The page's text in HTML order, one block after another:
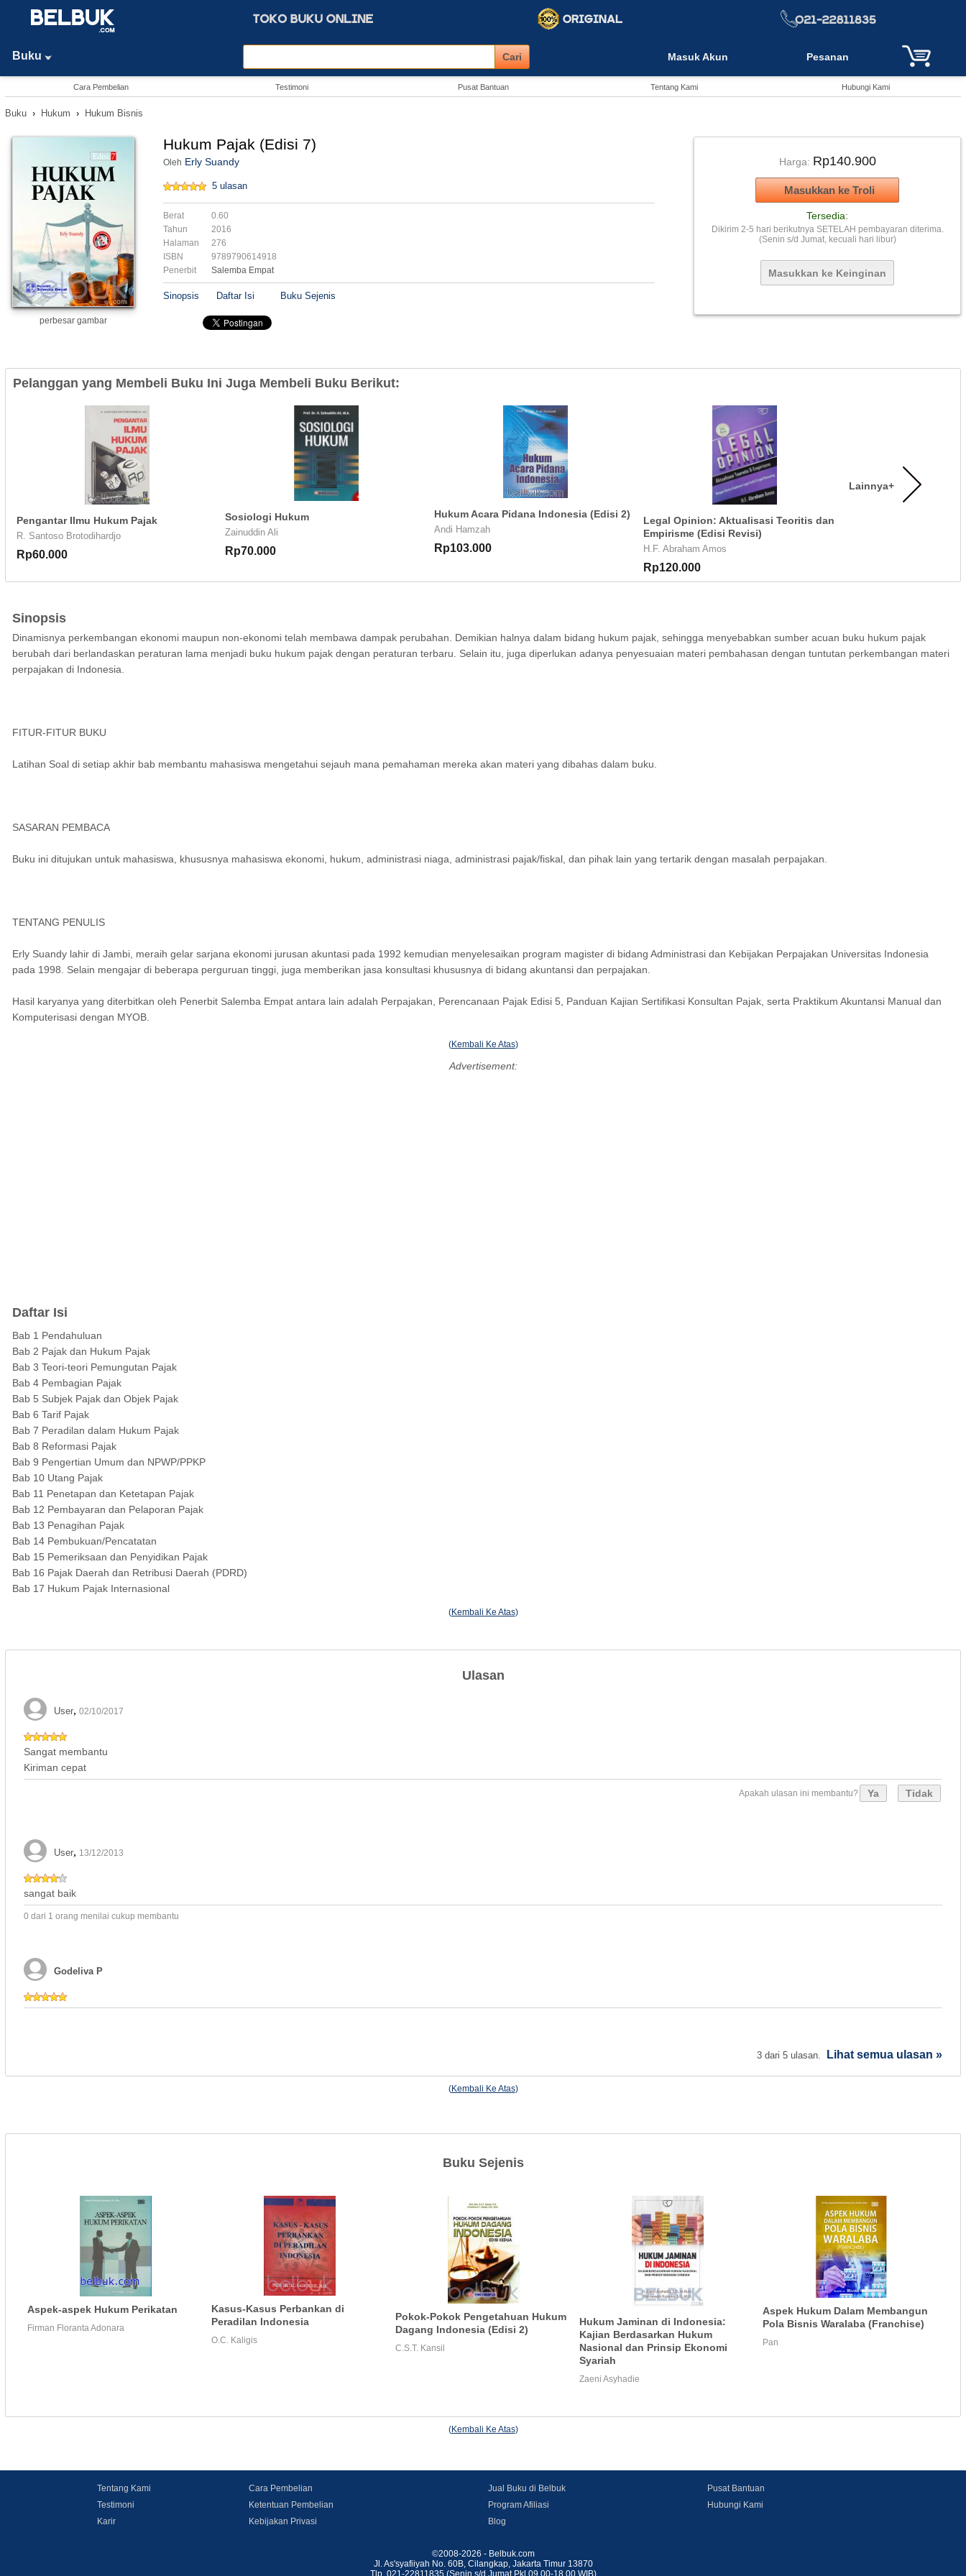
Buku Masuk Akun Pesanan
Cara Pembelian Testimoni Pusat Bantuan Tentang Kami Hubungi Kami
Buku › Hukum › Hukum Bisnis
perbesar gambar
Hukum Pajak (Edisi 7)
Oleh Erly Suandy
5 ulasan
Berat
0.60
Tahun
2016
Halaman
276
ISBN
9789790614918
Penerbit
Salemba Empat
Sinopsis Daftar Isi Buku Sejenis
Harga: Rp140.900
Tersedia:
Dikirim 2-5 hari berikutnya SETELAH pembayaran diterima.
(Senin s/d Jumat, kecuali hari libur)
Pelanggan yang Membeli Buku Ini Juga Membeli Buku Berikut:
Pengantar Ilmu Hukum Pajak
R. Santoso Brotodihardjo
Rp60.000
Sosiologi Hukum
Zainuddin Ali
Rp70.000
Hukum Acara Pidana Indonesia (Edisi 2)
Andi Hamzah
Rp103.000
Legal Opinion: Aktualisasi Teoritis dan
Empirisme (Edisi Revisi)
H.F. Abraham Amos
Rp120.000
Lainnya+
Sinopsis
Dinamisnya perkembangan ekonomi maupun non-ekonomi telah membawa dampak perubahan. Demikian halnya dalam bidang hukum pajak, sehingga menyebabkan sumber acuan buku hukum pajak
berubah dari berlandaskan peraturan lama menjadi buku hukum pajak dengan peraturan terbaru. Selain itu, juga diperlukan adanya penyesuaian materi pembahasan dengan tuntutan perkembangan materi
perpajakan di Indonesia.
FITUR-FITUR BUKU
Latihan Soal di setiap akhir bab membantu mahasiswa mengetahui sejauh mana pemahaman mereka akan materi yang dibahas dalam buku.
SASARAN PEMBACA
Buku ini ditujukan untuk mahasiswa, khususnya mahasiswa ekonomi, hukum, administrasi niaga, administrasi pajak/fiskal, dan pihak lain yang tertarik dengan masalah perpajakan.
TENTANG PENULIS
Erly Suandy lahir di Jambi, meraih gelar sarjana ekonomi jurusan akuntasi pada 1992 kemudian menyelesaikan program magister di bidang Administrasi dan Kebijakan Perpajakan Universitas Indonesia
pada 1998. Selain mengajar di beberapa perguruan tinggi, juga memberikan jasa konsultasi khususnya di bidang akuntansi dan perpajakan.
Hasil karyanya yang diterbitkan oleh Penerbit Salemba Empat antara lain adalah Perpajakan, Perencanaan Pajak Edisi 5, Panduan Kajian Sertifikasi Konsultan Pajak, serta Praktikum Akuntansi Manual dan
Komputerisasi dengan MYOB.
(Kembali Ke Atas)
Advertisement:
Daftar Isi
Bab 1 Pendahuluan
Bab 2 Pajak dan Hukum Pajak
Bab 3 Teori-teori Pemungutan Pajak
Bab 4 Pembagian Pajak
Bab 5 Subjek Pajak dan Objek Pajak
Bab 6 Tarif Pajak
Bab 7 Peradilan dalam Hukum Pajak
Bab 8 Reformasi Pajak
Bab 9 Pengertian Umum dan NPWP/PPKP
Bab 10 Utang Pajak
Bab 11 Penetapan dan Ketetapan Pajak
Bab 12 Pembayaran dan Pelaporan Pajak
Bab 13 Penagihan Pajak
Bab 14 Pembukuan/Pencatatan
Bab 15 Pemeriksaan dan Penyidikan Pajak
Bab 16 Pajak Daerah dan Retribusi Daerah (PDRD)
Bab 17 Hukum Pajak Internasional
(Kembali Ke Atas)
Ulasan
User, 02/10/2017
Sangat membantu
Kiriman cepat
Apakah ulasan ini membantu? Ya Tidak
User, 13/12/2013
sangat baik
0 dari 1 orang menilai cukup membantu
Godeliva P
3 dari 5 ulasan. Lihat semua ulasan »
(Kembali Ke Atas)
Buku Sejenis
Aspek-aspek Hukum Perikatan
Firman Floranta Adonara
Kasus-Kasus Perbankan di
Peradilan Indonesia
O.C. Kaligis
Pokok-Pokok Pengetahuan Hukum
Dagang Indonesia (Edisi 2)
C.S.T. Kansil
Hukum Jaminan di Indonesia:
Kajian Berdasarkan Hukum
Nasional dan Prinsip Ekonomi
Syariah
Zaeni Asyhadie
Aspek Hukum Dalam Membangun
Pola Bisnis Waralaba (Franchise)
Pan
(Kembali Ke Atas)
Tentang Kami
Testimoni
Karir
Cara Pembelian
Ketentuan Pembelian
Kebijakan Privasi
Jual Buku di Belbuk
Program Afiliasi
Blog
Pusat Bantuan
Hubungi Kami
©2008-2026 - Belbuk.com
Jl. As'syafiiyah No. 60B, Cilangkap, Jakarta Timur 13870
Tlp. 021-22811835 (Senin s/d Jumat Pkl 09.00-18.00 WIB)